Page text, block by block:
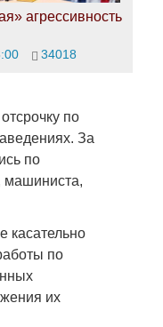
агрессивность
34018
по
За
по
машиниста,
касательно
по
их
09:00 50969